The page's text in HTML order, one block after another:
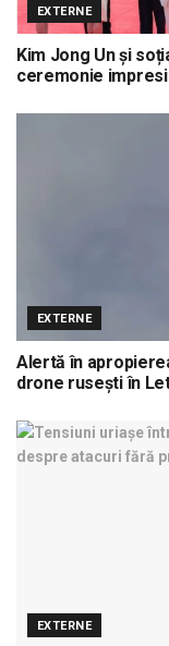
EXTERNE
Kim Jong Un și
ceremonie
EXTERNE
Alertă în
drone rusești în
EXTERNE